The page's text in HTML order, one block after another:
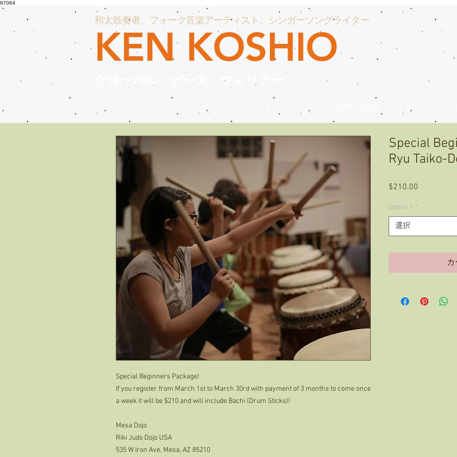
97064
和太鼓奏者、フォーク音楽アーティスト、シンガーソングライター
KEN KOSHIO
グローバル ピース ウォリアー
ホーム メディア ストア
Special Beginners Package!
If you register from March 1st to March 30rd with payment of 3 months to come once
a week it will be $210 and will include Bachi (Drum Sticks)!
Mesa Dojo
Riki Judo Dojo USA
535 W Iron Ave, Mesa, AZ 85210
Special
Ryu Taiko-
$210.00
Option 1 *
選択